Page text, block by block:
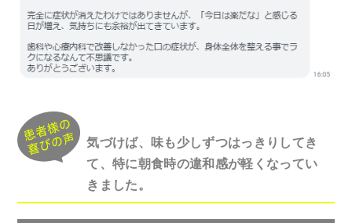
気づけば、味も少しずつはっきりしてき
て、特に朝食時の違和感が軽くなってい
きました。